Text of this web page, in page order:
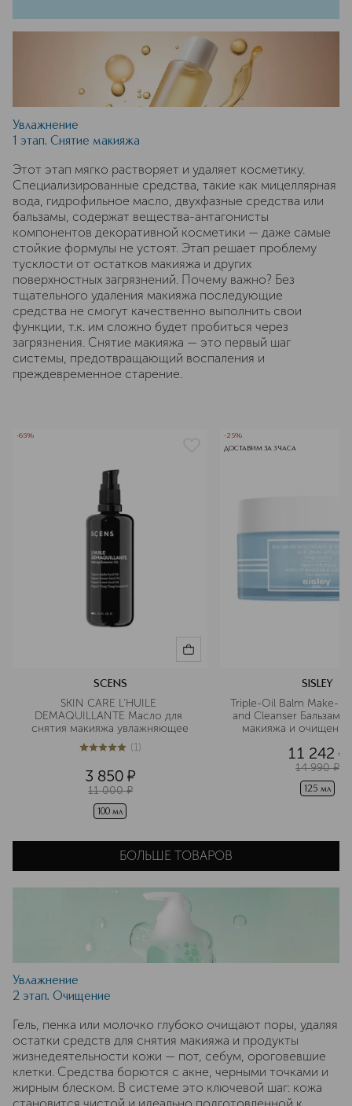
Увлажнение
1 этап. Снятие макияжа
Этот этап мягко растворяет и удаляет косметику.
Специализированные средства, такие как мицеллярная
вода, гидрофильное масло, двухфазные средства или
бальзамы, содержат вещества-антагонисты
компонентов декоративной косметики — даже самые
стойкие формулы не устоят. Этап решает проблему
тусклости от остатков макияжа и других
поверхностных загрязнений. Почему важно? Без
тщательного удаления макияжа последующие
средства не смогут качественно выполнить свои
функции, т.к. им сложно будет пробиться через
загрязнения. Снятие макияжа — это первый шаг
системы, предотвращающий воспаления и
преждевременное старение.
-65%
SCENS
SKIN CARE L'HUILE
DEMAQUILLANTE Масло для
снятия макияжа увлажняющее
5из 51 (1)
3 850 ¤
11 000 ¤
100 мл
-25%
ДОСТАВИМ ЗА 3 ЧАСА
SISLEY
Triple-Oil Balm Make-
and Cleanser Бальзам
макияжа и
11 242 ¤
14 990 ¤
125 мл
БОЛЬШЕ ТОВАРОВ
Увлажнение
2 этап. Очищение
Гель, пенка или молочко глубоко очищают поры, удаляя
остатки средств для снятия макияжа и продукты
жизнедеятельности кожи — пот, себум, ороговевшие
клетки. Средства борются с акне, черными точками и
жирным блеском. В системе это ключевой шаг: кожа